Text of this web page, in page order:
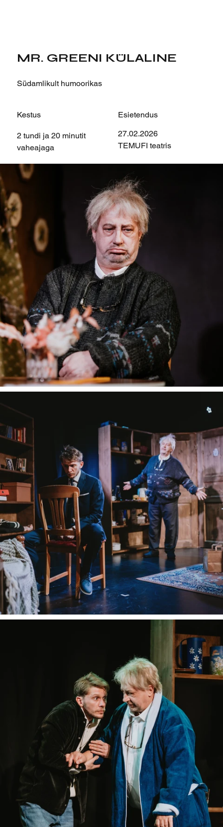
MR. GREENI KÜLALINE
Südamlikult humoorikas
Kestus
2 tundi ja 20 minutit
vaheajaga
Esietendus
27.02.2026
TEMUFI teatris